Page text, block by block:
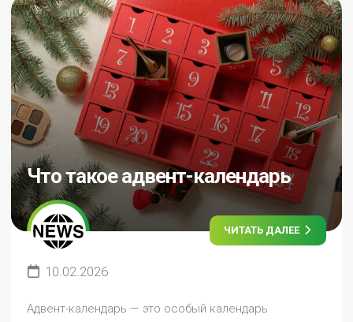
Что такое адвент-календарь
ЧИТАТЬ ДАЛЕЕ
10.02.2026
Адвент-календарь — это особый календарь